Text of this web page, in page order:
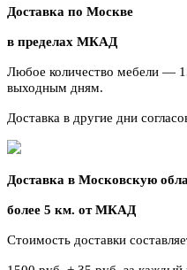
Доставка по Москве
в пределах МКАД
Любое количество мебели —
выходным дням.
Доставка в другие дни
Доставка в Московскую
более 5 км. от МКАД
Стоимость доставки